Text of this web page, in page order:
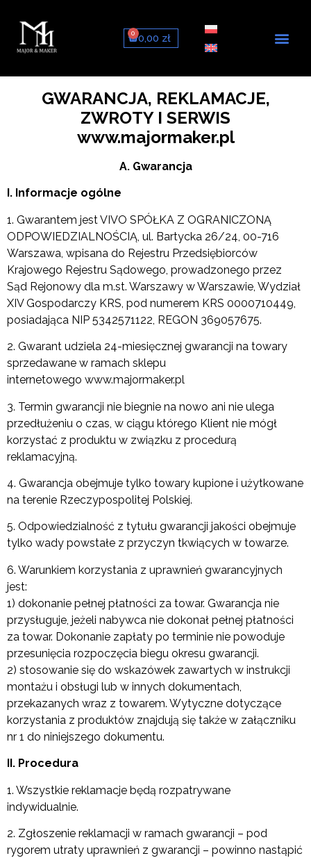
0,00 zł
0
GWARANCJA, REKLAMACJE,
ZWROTY I SERWIS
www.majormaker.pl
A. Gwarancja
I. Informacje ogólne
1. Gwarantem jest VIVO SPÓŁKA Z OGRANICZONĄ
ODPOWIEDZIALNOŚCIĄ, ul. Bartycka 26/24, 00-716
Warszawa, wpisana do Rejestru Przedsiębiorców
Krajowego Rejestru Sądowego, prowadzonego przez
Sąd Rejonowy dla m.st. Warszawy w Warszawie, Wydział
XIV Gospodarczy KRS, pod numerem KRS 0000710449,
posiadająca NIP 5342571122, REGON 369057675.
2. Gwarant udziela 24-miesięcznej gwarancji na towary
sprzedawane w ramach sklepu
internetowego www.majormaker.pl
3. Termin gwarancji nie biegnie na nowo ani nie ulega
przedłużeniu o czas, w ciągu którego Klient nie mógł
korzystać z produktu w związku z procedurą
reklamacyjną.
4. Gwarancja obejmuje tylko towary kupione i użytkowane
na terenie Rzeczypospolitej Polskiej.
5. Odpowiedzialność z tytułu gwarancji jakości obejmuje
tylko wady powstałe z przyczyn tkwiących w towarze.
6. Warunkiem korzystania z uprawnień gwarancyjnych
jest:
1) dokonanie pełnej płatności za towar. Gwarancja nie
przysługuje, jeżeli nabywca nie dokonał pełnej płatności
za towar. Dokonanie zapłaty po terminie nie powoduje
przesunięcia rozpoczęcia biegu okresu gwarancji.
2) stosowanie się do wskazówek zawartych w instrukcji
montażu i obsługi lub w innych dokumentach,
przekazanych wraz z towarem. Wytyczne dotyczące
korzystania z produktów znajdują się także w załączniku
nr 1 do niniejszego dokumentu.
II. Procedura
1. Wszystkie reklamacje będą rozpatrywane
indywidualnie.
2. Zgłoszenie reklamacji w ramach gwarancji – pod
rygorem utraty uprawnień z gwarancji – powinno nastąpić